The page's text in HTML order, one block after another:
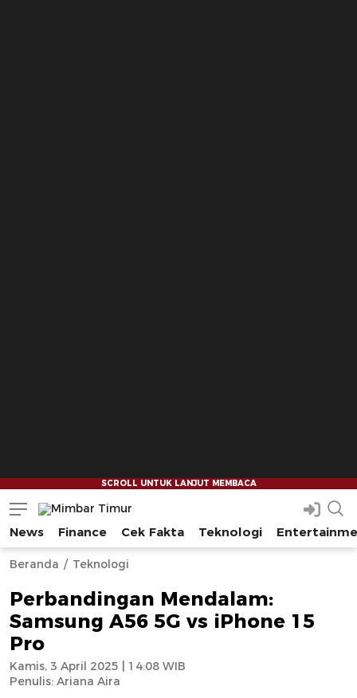
Mimbar Timur
Media Berjaringan Indonesia Timur
News Finance Cek Fakta Teknologi
Beranda Teknologi
Perbandingan Mendalam:
Samsung A56 5G vs iPhone 15
Pro
Penulis: Ariana Aira
Kamis, 3 April 2025 | 14:08 WIB
--
--